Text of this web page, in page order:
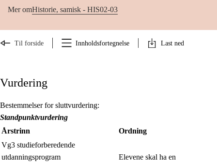
Mer omHistorie, samisk - HIS02-03
Til forside Innholdsfortegnelse Last ned
Vurdering
Bestemmelser for sluttvurdering:
Standpunktvurdering
Årstrinn
Ordning
Vg3 studieforberedende
utdanningsprogram
Elevene skal ha en